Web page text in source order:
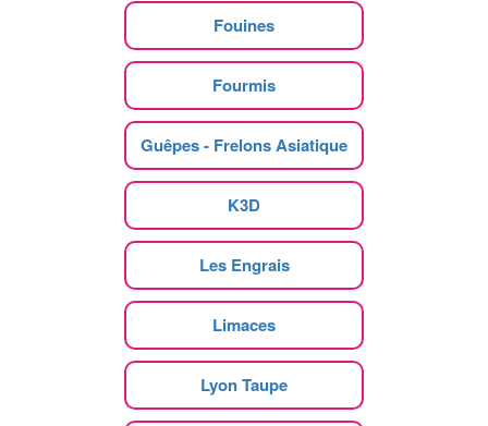
Fouines
Fourmis
Guêpes - Frelons Asiatique
K3D
Les Engrais
Limaces
Lyon Taupe